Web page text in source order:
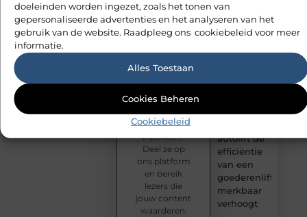
doeleinden worden ingezet, zoals het tonen van
gepersonaliseerde advertenties en het analyseren van het
gebruik van de website. Raadpleeg ons cookiebeleid voor meer
informatie.
Alles Toestaan
Cookies Beheren
Cookiebeleid
De Perfecte
Gids voor
slim
autolift de
efficiëntie
van een
goederenlift
merkbaar
verhoogt
Jouw
ideeën
verdienen
een
publiek!
interessant
verhaal of
waardevolle
inzichten?
Deel ze op
ons platform
en bereik
lezers die
jouw content
waarderen.